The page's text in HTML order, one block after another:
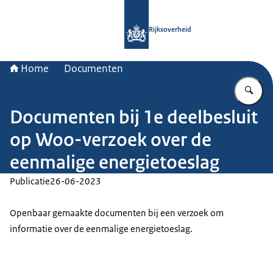
Rijksoverheid
Home Documenten
Documenten bij 1e deelbesluit
op Woo-verzoek over de
eenmalige energietoeslag
Publicatie26-06-2023
Openbaar gemaakte documenten bij een verzoek om
informatie over de eenmalige energietoeslag.